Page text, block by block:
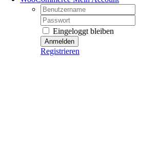
Username:
Password:
Eingeloggt bleiben
Registrieren